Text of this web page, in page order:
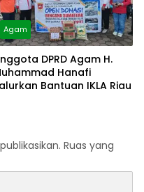
Agam
DPRD Agam H.
Hanafi
Bantuan IKLA Riau
Ruas yang